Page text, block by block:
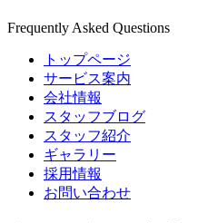
Frequently Asked Questions
トップページ
サービス案内
会社情報
スタッフブログ
スタッフ紹介
ギャラリー
採用情報
お問い合わせ